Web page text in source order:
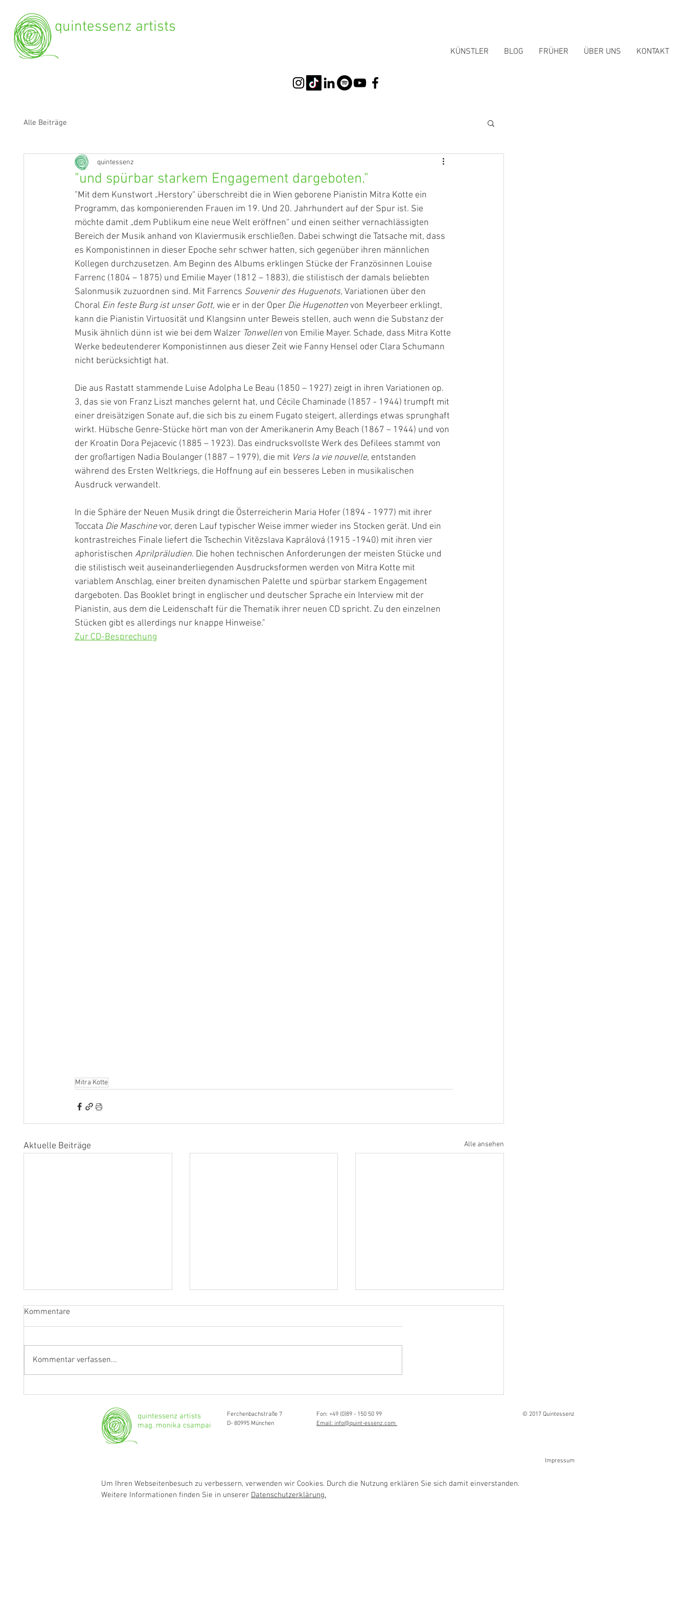
quintessenz artists
KÜNSTLER BLOG FRÜHER ÜBER UNS KONTAKT
Alle Beiträge
"und spürbar starkem Engagement dargeboten."
quintessenz
"Mit dem Kunstwort „Herstory“ überschreibt die in Wien geborene Pianistin Mitra Kotte ein
Programm, das komponierenden Frauen im 19. Und 20. Jahrhundert auf der Spur ist. Sie
möchte damit „dem Publikum eine neue Welt eröffnen“ und einen seither vernachlässigten
Bereich der Musik anhand von Klaviermusik erschließen. Dabei schwingt die Tatsache mit, dass
es Komponistinnen in dieser Epoche sehr schwer hatten, sich gegenüber ihren männlichen
Kollegen durchzusetzen. Am Beginn des Albums erklingen Stücke der Französinnen Louise
Farrenc (1804 – 1875) und Emilie Mayer (1812 – 1883), die stilistisch der damals beliebten
Salonmusik zuzuordnen sind. Mit Farrencs Souvenir des Huguenots, Variationen über den
Choral Ein feste Burg ist unser Gott, wie er in der Oper Die Hugenotten von Meyerbeer erklingt,
kann die Pianistin Virtuosität und Klangsinn unter Beweis stellen, auch wenn die Substanz der
Musik ähnlich dünn ist wie bei dem Walzer Tonwellen von Emilie Mayer. Schade, dass Mitra Kotte
Werke bedeutenderer Komponistinnen aus dieser Zeit wie Fanny Hensel oder Clara Schumann
nicht berücksichtigt hat.
Die aus Rastatt stammende Luise Adolpha Le Beau (1850 – 1927) zeigt in ihren Variationen op.
3, das sie von Franz Liszt manches gelernt hat, und Cécile Chaminade (1857 - 1944) trumpft mit
einer dreisätzigen Sonate auf, die sich bis zu einem Fugato steigert, allerdings etwas sprunghaft
wirkt. Hübsche Genre-Stücke hört man von der Amerikanerin Amy Beach (1867 – 1944) und von
der Kroatin Dora Pejacevic (1885 – 1923). Das eindrucksvollste Werk des Defilees stammt von
der großartigen Nadia Boulanger (1887 – 1979), die mit Vers la vie nouvelle, entstanden
während des Ersten Weltkriegs, die Hoffnung auf ein besseres Leben in musikalischen
Ausdruck verwandelt.
In die Sphäre der Neuen Musik dringt die Österreicherin Maria Hofer (1894 - 1977) mit ihrer
Toccata Die Maschine vor, deren Lauf typischer Weise immer wieder ins Stocken gerät. Und ein
kontrastreiches Finale liefert die Tschechin Vitĕzslava Kaprálová (1915 -1940) mit ihren vier
aphoristischen Aprilpräludien. Die hohen technischen Anforderungen der meisten Stücke und
die stilistisch weit auseinanderliegenden Ausdrucksformen werden von Mitra Kotte mit
variablem Anschlag, einer breiten dynamischen Palette und spürbar starkem Engagement
dargeboten. Das Booklet bringt in englischer und deutscher Sprache ein Interview mit der
Pianistin, aus dem die Leidenschaft für die Thematik ihrer neuen CD spricht. Zu den einzelnen
Stücken gibt es allerdings nur knappe Hinweise."
Zur CD-Besprechung
Mitra Kotte
Aktuelle Beiträge Alle ansehen
Kommentare
Kommentar verfassen...
quintessenz artists
mag. monika csampai
Ferchenbachstraße 7
D- 80995 München
Fon: +49 (0)89 - 150 50 99
Email: info@quint-essenz.com
© 2017 Quintessenz
Impressum
Um Ihren Webseitenbesuch zu verbessern, verwenden wir Cookies. Durch die Nutzung erklären Sie sich damit einverstanden.
Weitere Informationen finden Sie in unserer Datenschutzerklärung.